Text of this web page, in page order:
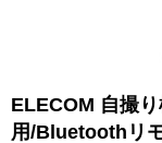
ELECOM 自撮
用/Bluetoothリ